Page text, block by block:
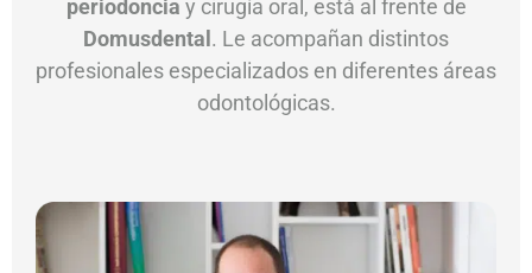
periodoncia y cirugía oral, está al frente de
Domusdental . Le acompañan distintos
profesionales especializados en diferentes áreas
odontológicas.